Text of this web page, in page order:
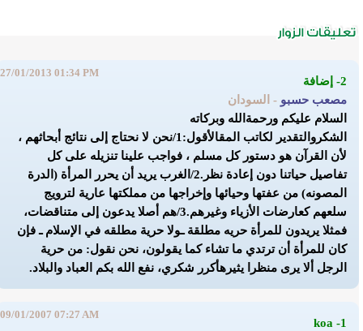
2- إضافة
مصعب حسبو - السودان
27/01/2013 01:34 PM
السلام عليكم ورحمةالله وبركاته
الشكروالتقدير لكاتب المقالأقول: 1/نحن لا نحتاج إلى نتائج أبحاثهم ،
لأن القرآن هو دستور كل مسلم ، فواجب علينا تنزيله على كل
تفاصيل حياتنا دون إعادة نظر. 2/الغرب يريد أن يحرر المرأة (الدرة
المصونه) من عفتها وحيائها وإخراجها من مملكتها عارية لترويج
سلعهم كعارضات الأزياء وغيرهم. 3/هم أصلا يدعون إلى متناقضات،
فمثلا يريدون للمرأة حريه مطلقة ـولا حرية مطلقه في الإسلام ـ فإن
كان للمرأة أن ترتدي ما تشاء كما يقولون، نحن نقول: من حرية
الرجل ألا يرى منظرا يثيرهأكرر شكري، نفع الله بكم العباد والبلاد.
1- koa
09/01/2007 07:27 AM